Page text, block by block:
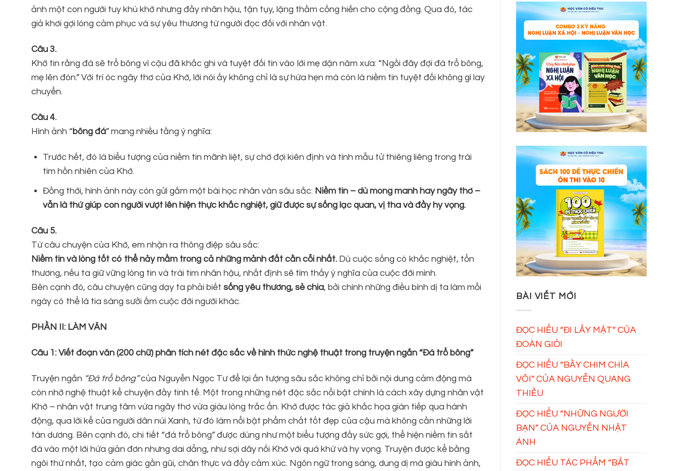
ảnh một con người tuy khù khờ nhưng đầy nhân hậu, tận tụy, lặng thầm cống hiến cho cộng đồng. Qua đó, tác
giả khơi gợi lòng cảm phục và sự yêu thương từ người đọc đối với nhân vật.
Câu 3.
Khờ tin rằng đá sẽ trổ bông vì cậu đã khắc ghi và tuyệt đối tin vào lời mẹ dặn năm xưa: “Ngồi đây đợi đá trổ bông,
mẹ lên đón.” Với trí óc ngây thơ của Khờ, lời nói ấy không chỉ là sự hứa hẹn mà còn là niềm tin tuyệt đối không gì lay
chuyển.
Câu 4.
Hình ảnh “bông đá” mang nhiều tầng ý nghĩa:
Trước hết, đó là biểu tượng của niềm tin mãnh liệt, sự chờ đợi kiên định và tình mẫu tử thiêng liêng trong trái
tim hồn nhiên của Khờ.
Đồng thời, hình ảnh này còn gửi gắm một bài học nhân văn sâu sắc: Niềm tin – dù mong manh hay ngây thơ –
vẫn là thứ giúp con người vượt lên hiện thực khắc nghiệt, giữ được sự sống lạc quan, vị tha và đầy hy vọng.
Câu 5.
Từ câu chuyện của Khờ, em nhận ra thông điệp sâu sắc:
Niềm tin và lòng tốt có thể nảy mầm trong cả những mảnh đất cằn cỗi nhất. Dù cuộc sống có khắc nghiệt, tổn
thương, nếu ta giữ vững lòng tin và trái tim nhân hậu, nhất định sẽ tìm thấy ý nghĩa của cuộc đời mình.
Bên cạnh đó, câu chuyện cũng dạy ta phải biết sống yêu thương, sẻ chia, bởi chính những điều bình dị ta làm mỗi
ngày có thể là tia sáng sưởi ấm cuộc đời người khác.
PHẦN II: LÀM VĂN
Câu 1: Viết đoạn văn (200 chữ) phân tích nét đặc sắc về hình thức nghệ thuật trong truyện ngắn “Đá trổ bông”
Truyện ngắn “Đá trổ bông”của Nguyễn Ngọc Tư để lại ấn tượng sâu sắc không chỉ bởi nội dung cảm động mà
còn nhờ nghệ thuật kể chuyện đầy tinh tế. Một trong những nét đặc sắc nổi bật chính là cách xây dựng nhân vật
Khờ – nhân vật trung tâm vừa ngây thơ vừa giàu lòng trắc ẩn. Khờ được tác giả khắc họa gián tiếp qua hành
động, qua lời kể của người dân núi Xanh, từ đó làm nổi bật phẩm chất tốt đẹp của cậu mà không cần những lời
tán dương. Bên cạnh đó, chi tiết “đá trổ bông” được dùng như một biểu tượng đầy sức gợi, thể hiện niềm tin sắt
đá vào một lời hứa giản đơn nhưng dai dẳng, như sợi dây nối Khờ với quá khứ và hy vọng. Truyện được kể bằng
ngôi thứ nhất, tạo cảm giác gần gũi, chân thực và đầy cảm xúc. Ngôn ngữ trong sáng, dung dị mà giàu hình ảnh,
BÀI VIẾT MỚI
ĐỌC HIỂU “ĐI LẤY MẬT” CỦA
ĐOÀN GIỎI
ĐỌC HIỂU “BẦY CHIM CHÌA
VÔI” CỦA NGUYỄN QUANG
THIỀU
ĐỌC HIỂU “NHỮNG NGƯỜI
BẠN” CỦA NGUYỄN NHẬT
ÁNH
ĐỌC HIỂU TÁC PHẨM “BẮT